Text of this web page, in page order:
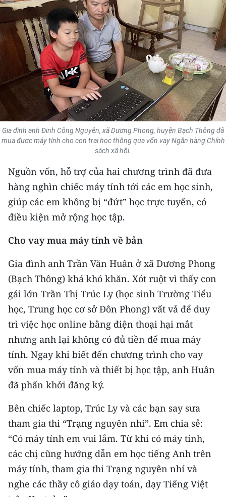
GIÁO DỤC
Y TẾ
KHOA HỌC - CÔNG NGHỆ
MÔI TRƯỜNG
BẠN ĐỌC
KIỂM CHỨNG THÔNG TIN
TRI THỨC CHUYÊN SÂU
54 DÂN TỘC VIỆT NAM
CHƯƠNG TRÌNH OCOP - MỖI XÃ
MỘT SẢN PHẨM
RADIO
MEDIA CENTER
E-Magazine
Video
Media Chính trị
Media Kinh tế
Media Xã hội
Media Pháp luật
Media Du lịch
Media Thế giới
Gia đình anh Đinh Công Nguyên, xã Dương Phong, huyện Bạch Thông đã
mua được máy tính cho con trai học thông qua vốn vay Ngân hàng Chính
sách xã hội.
Nguồn vốn, hỗ trợ của hai chương trình đã đưa
hàng nghìn chiếc máy tính tới các em học sinh,
giúp các em không bị “đứt” học trực tuyến, có
điều kiện mở rộng học tập.
Cho vay mua máy tính về bản
Gia đình anh Trần Văn Huân ở xã Dương Phong
(Bạch Thông) khá khó khăn. Xót ruột vì thấy con
gái lớn Trần Thị Trúc Ly (học sinh Trường Tiểu
học, Trung học cơ sở Đôn Phong) vất vả để duy
trì việc học online bằng điện thoại hại mắt
nhưng anh lại không có đủ tiền để mua máy
tính. Ngay khi biết đến chương trình cho vay
vốn mua máy tính và thiết bị học tập, anh Huân
đã phấn khởi đăng ký.
Bên chiếc laptop, Trúc Ly và các bạn say sưa
tham gia thi “Trạng nguyên nhí”. Em chia sẻ:
“Có máy tính em vui lắm. Từ khi có máy tính,
các chị cũng hướng dẫn em học tiếng Anh trên
máy tính, tham gia thi Trạng nguyên nhí và
nghe các thầy cô giáo dạy toán, dạy Tiếng Việt